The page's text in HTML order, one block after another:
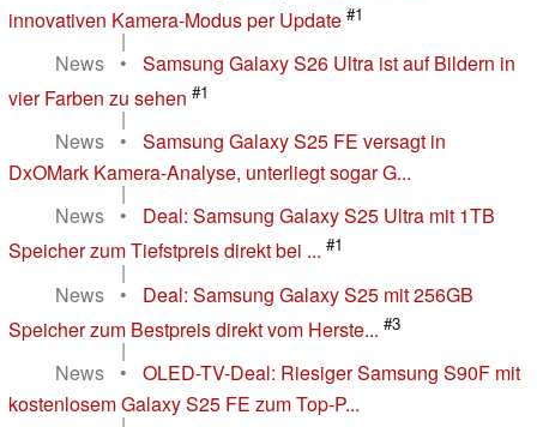
innovativen Kamera-Modus per Update #1
|
News
•
Samsung Galaxy S26 Ultra ist auf Bildern in
vier Farben zu sehen #1
|
News
•
Samsung Galaxy S25 FE versagt in
DxOMark Kamera-Analyse, unterliegt sogar G...
|
News
•
Deal: Samsung Galaxy S25 Ultra mit 1TB
Speicher zum Tiefstpreis direkt bei ... #1
|
News
•
Deal: Samsung Galaxy S25 mit 256GB
Speicher zum Bestpreis direkt vom Herste... #3
|
News
•
OLED-TV-Deal: Riesiger Samsung S90F mit
kostenlosem Galaxy S25 FE zum Top-P...